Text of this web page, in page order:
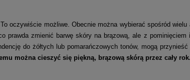
oczywiście możliwe. Obecnie można wybierać spośród
prawda zmienić barwę skóry na brązową, ale z
do żółtych lub pomarańczowych tonów, mogą
można cieszyć się piękną, brązową skórą przez cały rok.